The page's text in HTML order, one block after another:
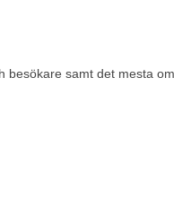
samt det mesta om